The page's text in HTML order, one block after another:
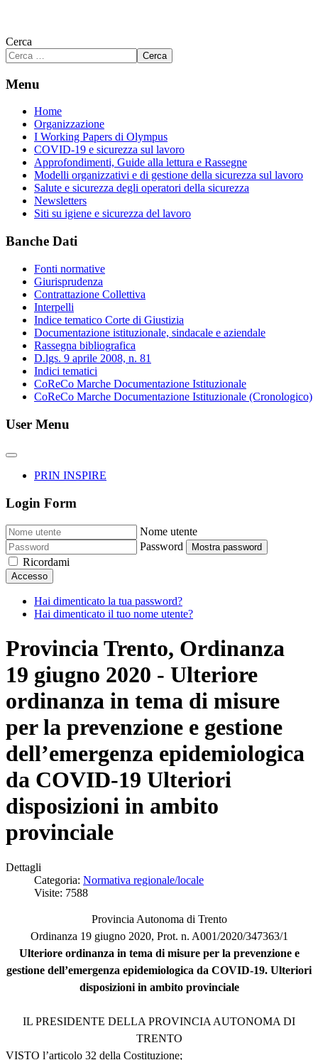
Cerca
Cerca
Menu
Home
Organizzazione
I Working Papers di Olympus
COVID-19 e sicurezza sul lavoro
Approfondimenti, Guide alla lettura e Rassegne
Modelli organizzativi e di gestione della sicurezza sul lavoro
Salute e sicurezza degli operatori della sicurezza
Newsletters
Siti su igiene e sicurezza del lavoro
Banche Dati
Fonti normative
Giurisprudenza
Contrattazione Collettiva
Interpelli
Indice tematico Corte di Giustizia
Documentazione istituzionale, sindacale e aziendale
Rassegna bibliografica
D.lgs. 9 aprile 2008, n. 81
Indici tematici
CoReCo Marche Documentazione Istituzionale
CoReCo Marche Documentazione Istituzionale (Cronologico)
User Menu
PRIN INSPIRE
Login Form
Nome utente
Password
Mostra password
Ricordami
Accesso
Hai dimenticato la tua password?
Hai dimenticato il tuo nome utente?
Provincia Trento, Ordinanza
19 giugno 2020 - Ulteriore
ordinanza in tema di misure
per la prevenzione e gestione
dell’emergenza epidemiologica
da COVID-19 Ulteriori
disposizioni in ambito
provinciale
Dettagli
Categoria: Normativa regionale/locale
Visite: 7588
Provincia Autonoma di Trento
Ordinanza 19 giugno 2020, Prot. n. A001/2020/347363/1
Ulteriore ordinanza in tema di misure per la prevenzione e
gestione dell’emergenza epidemiologica da COVID-19. Ulteriori
disposizioni in ambito provinciale
IL PRESIDENTE DELLA PROVINCIA AUTONOMA DI
TRENTO
VISTO l’articolo 32 della Costituzione;